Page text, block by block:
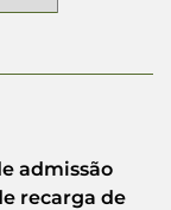
admissão
recarga de